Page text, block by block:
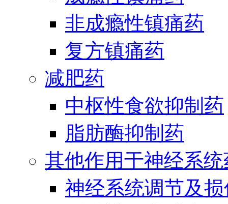
非成瘾性镇痛药
复方镇痛药
减肥药
中枢性食欲抑制药
脂肪酶抑制药
其他作用于神经系统
神经系统调节及